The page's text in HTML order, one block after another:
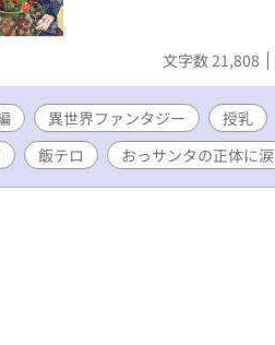
文字数 21,808
異世界ファンタジー 授乳
飯テロ おっサンタの正体に涙